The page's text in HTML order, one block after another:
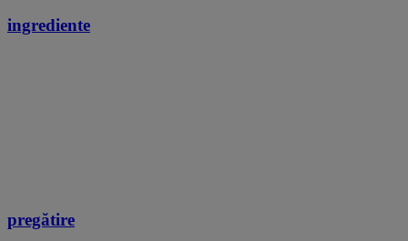
ingrediente
pregătire